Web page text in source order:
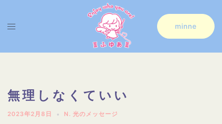
ン
ン
キ
ト
ニ
minne
無理しなくていい
2023年2月8日 N. 光のメッセージ